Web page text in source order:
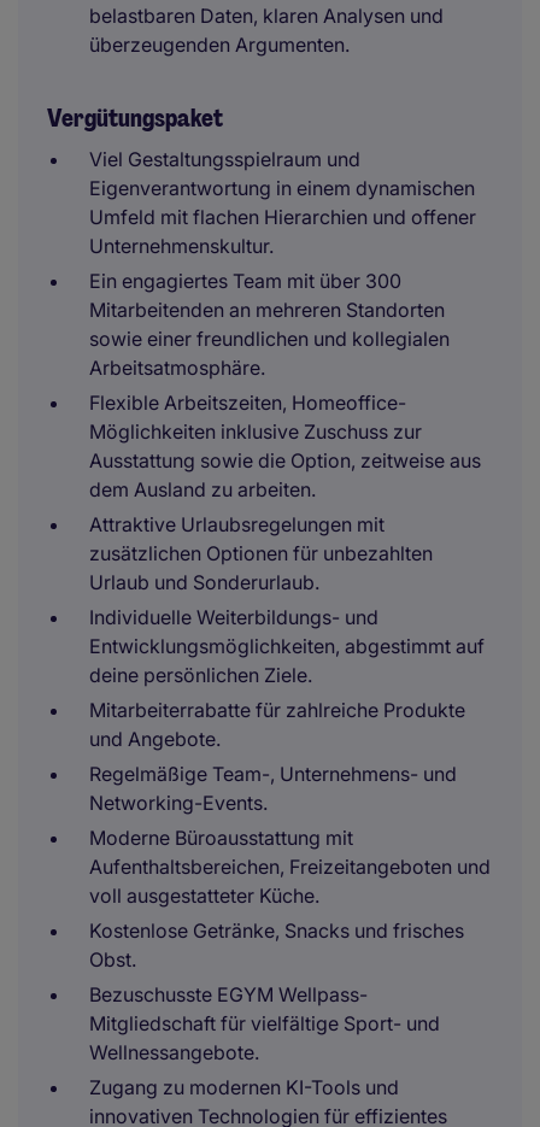
belastbaren Daten, klaren Analysen und
überzeugenden Argumenten.
Vergütungspaket
Viel Gestaltungsspielraum und
Eigenverantwortung in einem dynamischen
Umfeld mit flachen Hierarchien und offener
Unternehmenskultur.
Ein engagiertes Team mit über 300
Mitarbeitenden an mehreren Standorten
sowie einer freundlichen und kollegialen
Arbeitsatmosphäre.
Flexible Arbeitszeiten, Homeoffice-
Möglichkeiten inklusive Zuschuss zur
Ausstattung sowie die Option, zeitweise aus
dem Ausland zu arbeiten.
Attraktive Urlaubsregelungen mit
zusätzlichen Optionen für unbezahlten
Urlaub und Sonderurlaub.
Individuelle Weiterbildungs- und
Entwicklungsmöglichkeiten, abgestimmt auf
deine persönlichen Ziele.
Mitarbeiterrabatte für zahlreiche Produkte
und Angebote.
Regelmäßige Team-, Unternehmens- und
Networking-Events.
Moderne Büroausstattung mit
Aufenthaltsbereichen, Freizeitangeboten und
voll ausgestatteter Küche.
Kostenlose Getränke, Snacks und frisches
Obst.
Bezuschusste EGYM Wellpass-
Mitgliedschaft für vielfältige Sport- und
Wellnessangebote.
Zugang zu modernen KI-Tools und
innovativen Technologien für effizientes